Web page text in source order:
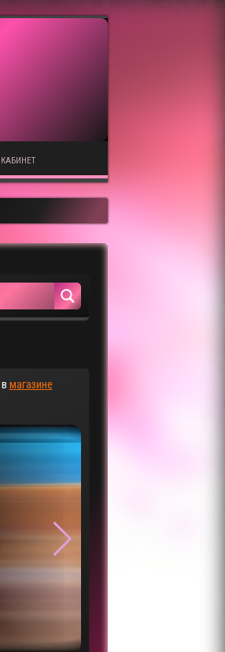
КАБИНЕТ
в магазине